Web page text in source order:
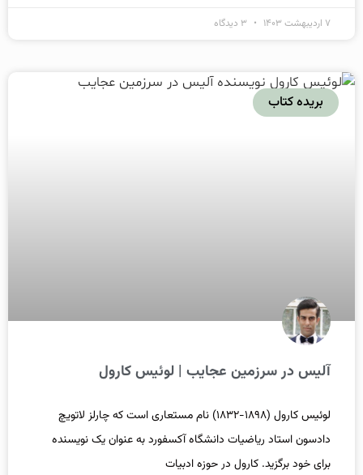
۷ اردیبهشت ۱۴۰۳
بریده کتاب
آلیس در سرزمین عجایب | لوئیس کارول
لوئیس کارول (۱۸۹۸-۱۸۳۲) نام مستعاری است که چارلز لاتویچ
دادسون استاد ریاضیات دانشگاه آکسفورد به عنوان یک نویسنده
برای خود برگزید. کارول در حوزه ادبیات